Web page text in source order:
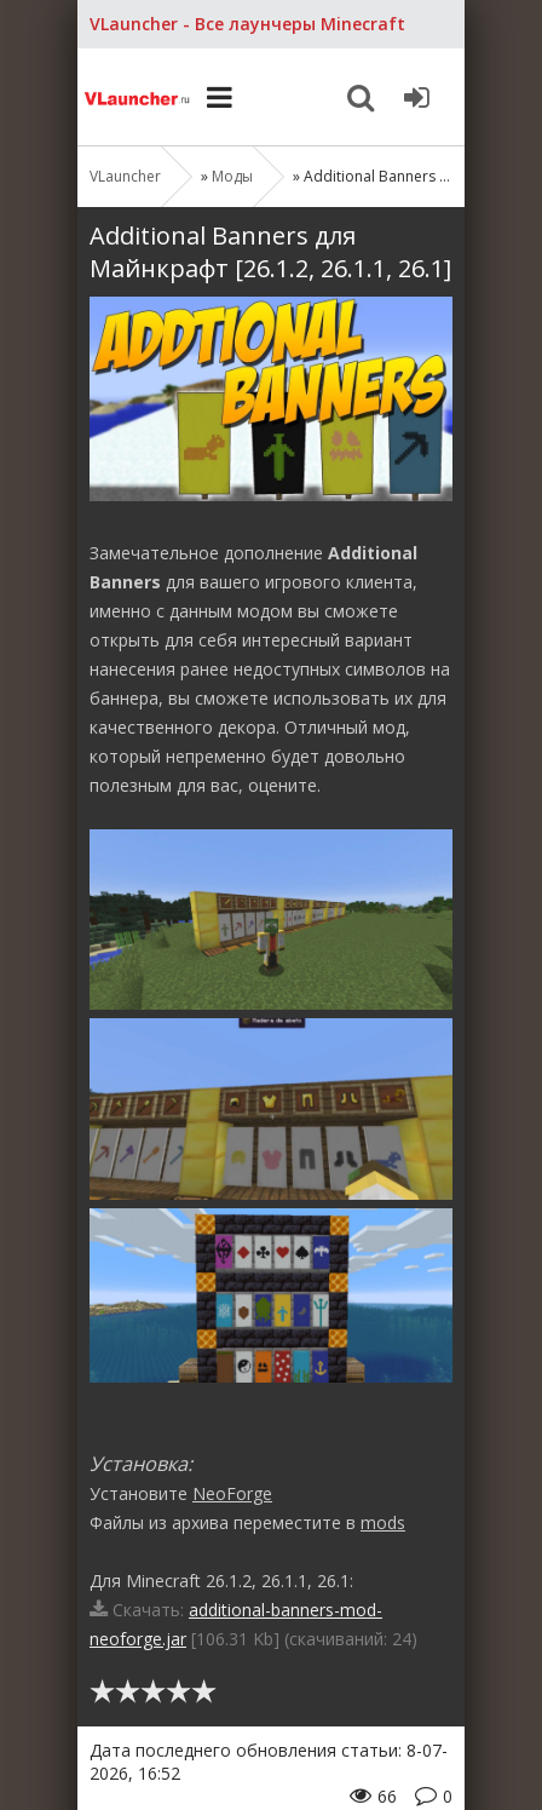
VLauncher - Все лаунчеры Minecraft
VLauncher » Моды » Additional Banners для Майнкрафт [26.1.2, 26.1.1, 26.1]
Additional Banners для
Майнкрафт [26.1.2, 26.1.1, 26.1]
Замечательное дополнение Additional
Banners для вашего игрового клиента,
именно с данным модом вы сможете
открыть для себя интересный вариант
нанесения ранее недоступных символов на
баннера, вы сможете использовать их для
качественного декора. Отличный мод,
который непременно будет довольно
полезным для вас, оцените.
Установка:
Установите NeoForge
Файлы из архива переместите в mods
Для Minecraft 26.1.2, 26.1.1, 26.1:
Скачать: additional-banners-mod-
neoforge.jar [106.31 Kb] (cкачиваний: 24)
Дата последнего обновления статьи: 8-07-
2026, 16:52
0
66